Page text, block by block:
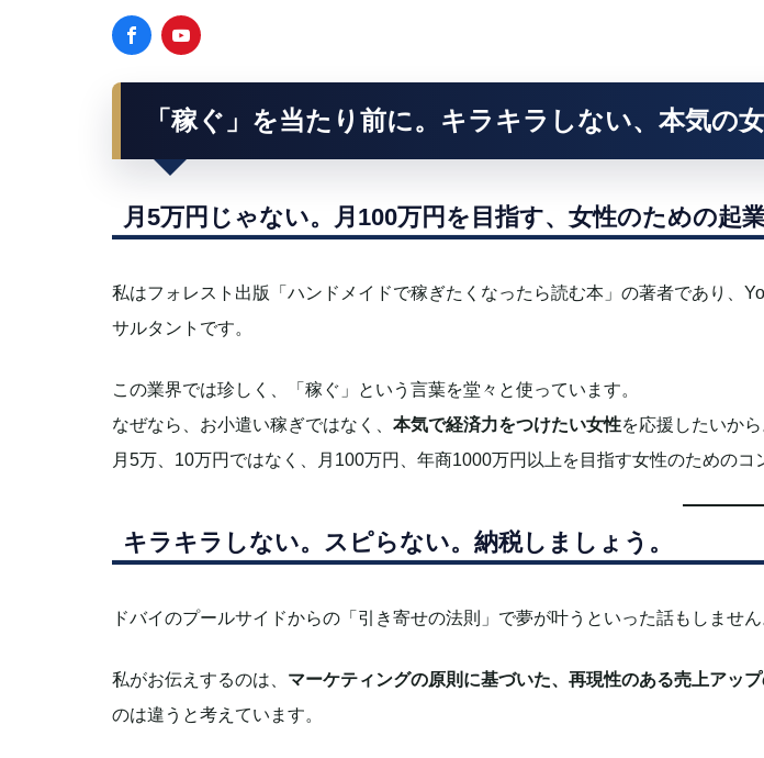
「稼ぐ」を当たり前に。キラキラしない、本気の
月5万円じゃない。月100万円を目指す、女性のための起
私はフォレスト出版「ハンドメイドで稼ぎたくなったら読む本」の著者であり、
サルタントです。
この業界では珍しく、「稼ぐ」という言葉を堂々と使っています。
なぜなら、お小遣い稼ぎではなく、 本気で経済力をつけたい女性を応援したいから
月5万、10万円ではなく、月100万円、年商1000万円以上を目指す女性のためのコ
キラキラしない。スピらない。納税しましょう。
ドバイのプールサイドからの「引き寄せの法則」で夢が叶うといった話もしません
私がお伝えするのは、 マーケティングの原則に基づいた、再現性のある売上アッ
のは違うと考えています。